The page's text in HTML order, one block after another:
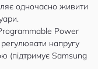
одночасно живити
Power
напругу
(підтримує Samsung